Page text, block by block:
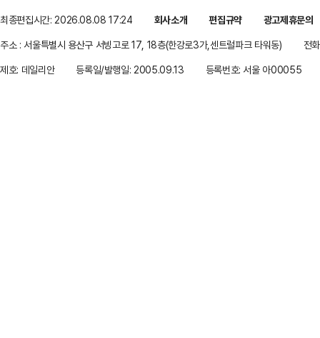
최종편집시간: 2026.08.08 17:24 회사소개 편집규약
광고제휴문의
주소 : 서울특별시 용산구 서빙고로 17, 18층(한강로3가,센트럴파크 타워동)
전
제호: 데일리안
등록일/발행일: 2005.09.13 등록번호: 서울 아00055